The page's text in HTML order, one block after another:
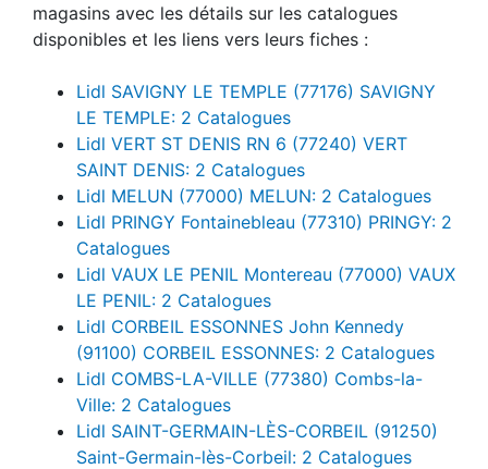
magasins avec les détails sur les catalogues
disponibles et les liens vers leurs fiches :
Lidl SAVIGNY LE TEMPLE (77176) SAVIGNY
LE TEMPLE: 2 Catalogues
Lidl VERT ST DENIS RN 6 (77240) VERT
SAINT DENIS: 2 Catalogues
Lidl MELUN (77000) MELUN: 2 Catalogues
Lidl PRINGY Fontainebleau (77310) PRINGY: 2
Catalogues
Lidl VAUX LE PENIL Montereau (77000) VAUX
LE PENIL: 2 Catalogues
Lidl CORBEIL ESSONNES John Kennedy
(91100) CORBEIL ESSONNES: 2 Catalogues
Lidl COMBS-LA-VILLE (77380) Combs-la-
Ville: 2 Catalogues
Lidl SAINT-GERMAIN-LÈS-CORBEIL (91250)
Saint-Germain-lès-Corbeil: 2 Catalogues